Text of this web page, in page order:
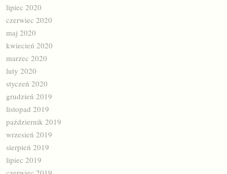
lipiec 2020
czerwiec 2020
maj 2020
kwiecień 2020
marzec 2020
luty 2020
styczeń 2020
grudzień 2019
listopad 2019
październik 2019
wrzesień 2019
sierpień 2019
lipiec 2019